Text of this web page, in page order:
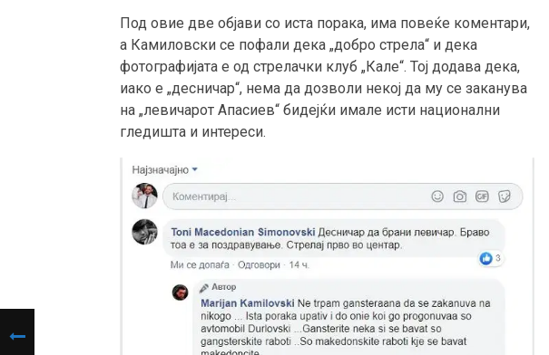
Под овие две објави со иста порака, има повеќе коментари,
а Камиловски се пофали дека „добро стрела“ и дека
фотографијата е од стрелачки клуб „Кале“. Тој додава дека,
иако е „десничар“, нема да дозволи некој да му се заканува
на „левичарот Апасиев“ бидејќи имале исти национални
гледишта и интереси.